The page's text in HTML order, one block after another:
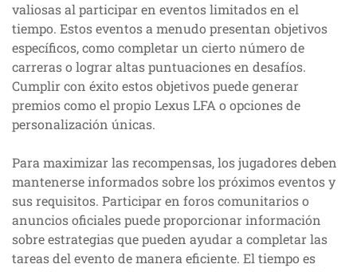
valiosas al participar en eventos limitados en el
tiempo. Estos eventos a menudo presentan objetivos
específicos, como completar un cierto número de
carreras o lograr altas puntuaciones en desafíos.
Cumplir con éxito estos objetivos puede generar
premios como el propio Lexus LFA o opciones de
personalización únicas.
Para maximizar las recompensas, los jugadores deben
mantenerse informados sobre los próximos eventos y
sus requisitos. Participar en foros comunitarios o
anuncios oficiales puede proporcionar información
sobre estrategias que pueden ayudar a completar las
tareas del evento de manera eficiente. El tiempo es